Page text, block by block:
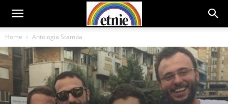
Home Antologia Stampa